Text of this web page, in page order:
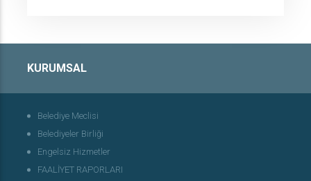
KURUMSAL
Belediye Meclisi
Belediyeler Birliği
Engelsiz Hizmetler
FAALİYET RAPORLARI